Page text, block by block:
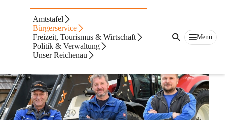
Amtstafel
Bürgerservice
Freizeit, Tourismus & Wirtschaft
Politik & Verwaltung
Unser Reichenau
Menü
Bauhof